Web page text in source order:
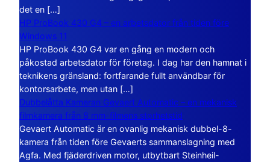
det en […]
HP ProBook 430 G4 – en arbetsdator från tiden före
Windows 11
HP ProBook 430 G4 var en gång en modern och
påkostad arbetsdator för företag. I dag har den hamnat i
teknikens gränsland: fortfarande fullt användbar för
kontorsarbete, men utan […]
Dubbelåtta Kameran Gevaert Automatic – en mekanisk
filmkamera från 8 mm-filmens storhetstid
Gevaert Automatic är en ovanlig mekanisk dubbel-8-
kamera från tiden före Gevaerts sammanslagning med
Agfa. Med fjäderdriven motor, utbytbart Steinheil-